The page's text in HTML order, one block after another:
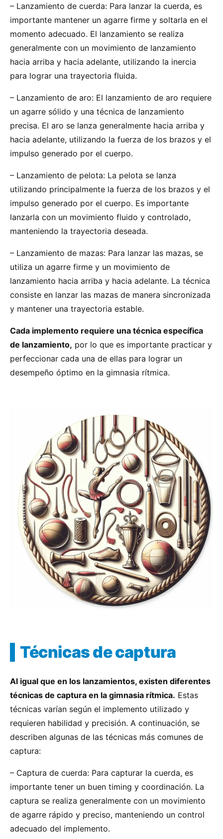
– Lanzamiento de cuerda: Para lanzar la cuerda, es
importante mantener un agarre firme y soltarla en el
momento adecuado. El lanzamiento se realiza
generalmente con un movimiento de lanzamiento
hacia arriba y hacia adelante, utilizando la inercia
para lograr una trayectoria fluida.
– Lanzamiento de aro: El lanzamiento de aro requiere
un agarre sólido y una técnica de lanzamiento
precisa. El aro se lanza generalmente hacia arriba y
hacia adelante, utilizando la fuerza de los brazos y el
impulso generado por el cuerpo.
– Lanzamiento de pelota: La pelota se lanza
utilizando principalmente la fuerza de los brazos y el
impulso generado por el cuerpo. Es importante
lanzarla con un movimiento fluido y controlado,
manteniendo la trayectoria deseada.
– Lanzamiento de mazas: Para lanzar las mazas, se
utiliza un agarre firme y un movimiento de
lanzamiento hacia arriba y hacia adelante. La técnica
consiste en lanzar las mazas de manera sincronizada
y mantener una trayectoria estable.
Cada implemento requiere una técnica específica
de lanzamiento, por lo que es importante practicar y
perfeccionar cada una de ellas para lograr un
desempeño óptimo en la gimnasia rítmica.
Técnicas de captura
Al igual que en los lanzamientos, existen diferentes
técnicas de captura en la gimnasia rítmica. Estas
técnicas varían según el implemento utilizado y
requieren habilidad y precisión. A continuación, se
describen algunas de las técnicas más comunes de
captura:
– Captura de cuerda: Para capturar la cuerda, es
importante tener un buen timing y coordinación. La
captura se realiza generalmente con un movimiento
de agarre rápido y preciso, manteniendo un control
adecuado del implemento.